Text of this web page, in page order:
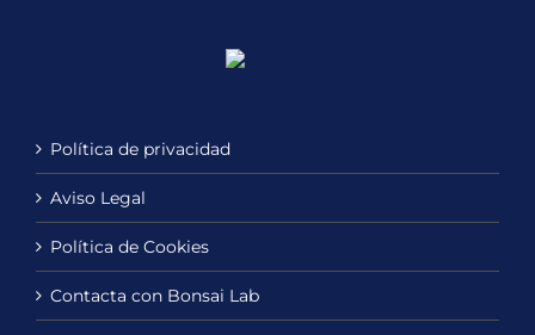
LinkedInYouTube
Política de privacidad
Aviso Legal
Política de Cookies
Contacta con Bonsai Lab